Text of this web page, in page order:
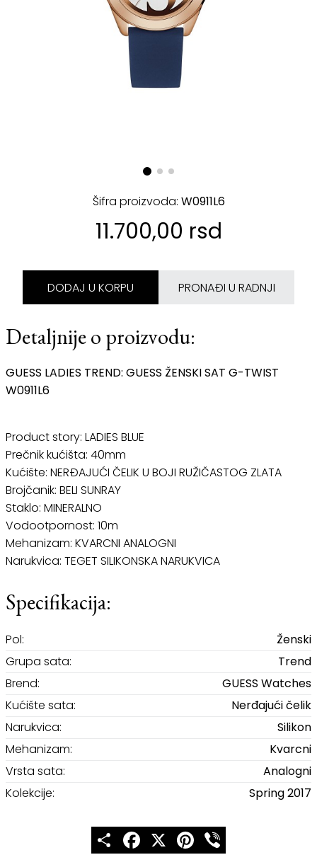
Šifra proizvoda: W0911L6
11.700,00 rsd
DODAJ U KORPU PRONAĐI U RADNJI
Detaljnije o proizvodu:
GUESS LADIES TREND: GUESS ŽENSKI SAT G-TWIST
W0911L6
Product story: LADIES BLUE
Prečnik kućišta: 40mm
Kućište: NERĐAJUĆI ČELIK U BOJI RUŽIČASTOG ZLATA
Brojčanik: BELI SUNRAY
Staklo: MINERALNO
Vodootpornost: 10m
Mehanizam: KVARCNI ANALOGNI
Narukvica: TEGET SILIKONSKA NARUKVICA
Specifikacija:
Pol:
Ženski
Grupa sata:
Trend
Brend:
GUESS Watches
Kućište sata:
Nerđajući čelik
Narukvica:
Silikon
Mehanizam:
Kvarcni
Vrsta sata:
Analogni
Kolekcije:
Spring 2017
ShareFacebook
X Pinterest